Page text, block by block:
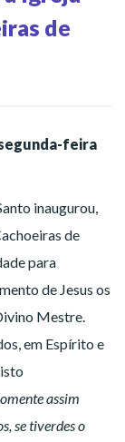
de
feira
inaugurou,
de
para
de Jesus os
Mestre.
em Espírito e
assim
se tiverdes o